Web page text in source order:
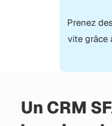
Prenez
vite grâce
Un CRM